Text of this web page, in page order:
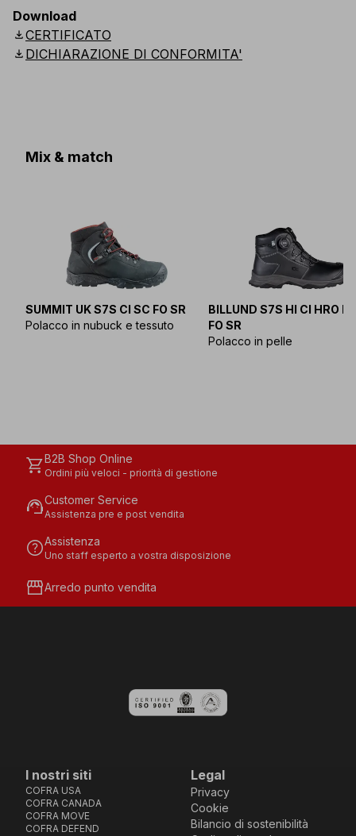
Codice
E029-B100
Download
downloadCERTIFICATO
download DICHIARAZIONE DI CONFORMITA'
Mix & match
SUMMIT UK S7S CI SC FO SR
Polacco in nubuck e tessuto
BILLUND S7S HI CI HRO
FO SR
Polacco in pelle
shopping_cartB2B Shop Online
Ordini più veloci - priorità di gestione
support_agentCustomer Service
Assistenza pre e post vendita
helpAssistenza
Uno staff esperto a vostra disposizione
storefrontArredo punto vendita
I nostri siti
COFRA USA
COFRA CANADA
COFRA MOVE
COFRA DEFEND
Legal
Privacy
Cookie
Bilancio di sostenibilità